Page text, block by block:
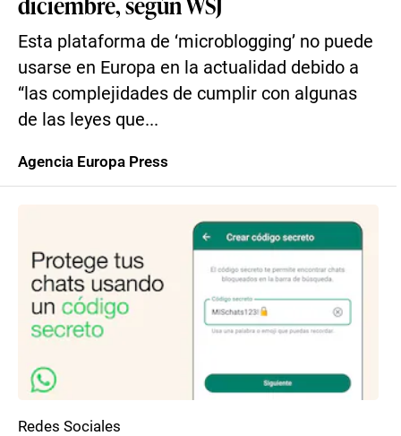
Esta plataforma de ‘microblogging’ no puede
usarse en Europa en la actualidad debido a
“las complejidades de cumplir con algunas
de las leyes que...
Agencia Europa Press
Redes Sociales